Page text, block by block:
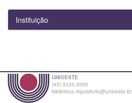
Instituição
UNIOESTE
(45) 3220-3000
biblioteca.repositorio@unioeste.br